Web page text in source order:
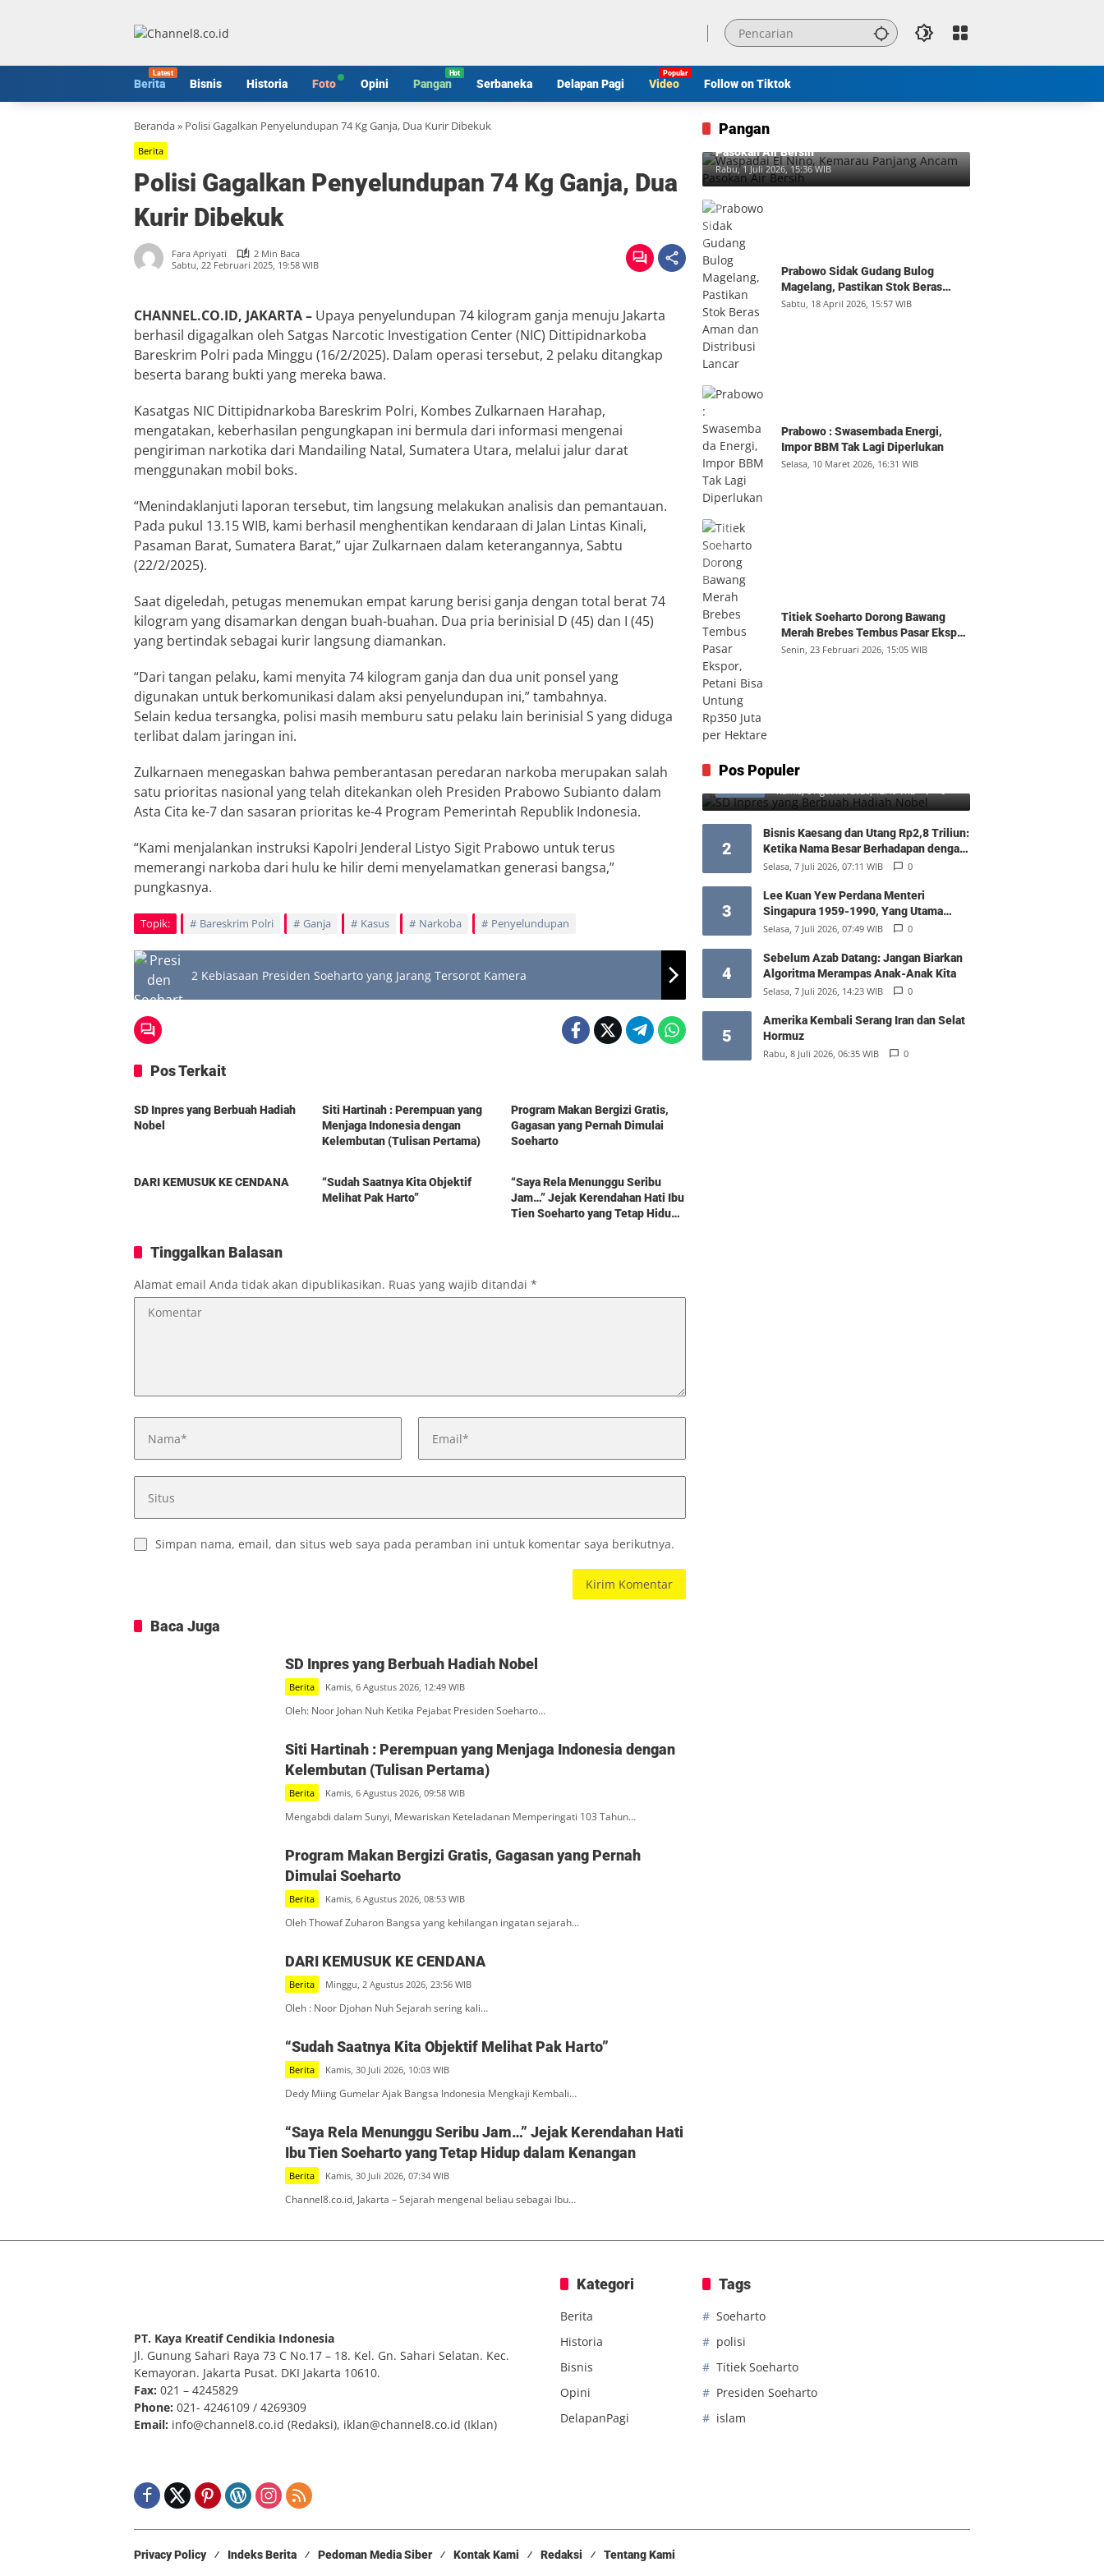
Berita Bisnis Historia Foto Opini Pangan Serbaneka Delapan Pagi Video Follow on Tiktok
Beranda» Polisi Gagalkan Penyelundupan 74 Kg Ganja, Dua Kurir Dibekuk
Berita
Polisi Gagalkan Penyelundupan 74 Kg Ganja, Dua
Kurir Dibekuk
Fara Apriyati
2 Min Baca
Sabtu, 22 Februari 2025, 19:58 WIB
CHANNEL.CO.ID, JAKARTA – Upaya penyelundupan 74 kilogram ganja menuju Jakarta
berhasil digagalkan oleh Satgas Narcotic Investigation Center (NIC) Dittipidnarkoba
Bareskrim Polri pada Minggu (16/2/2025). Dalam operasi tersebut, 2 pelaku ditangkap
beserta barang bukti yang mereka bawa.
Kasatgas NIC Dittipidnarkoba Bareskrim Polri, Kombes Zulkarnaen Harahap,
mengatakan, keberhasilan pengungkapan ini bermula dari informasi mengenai
pengiriman narkotika dari Mandailing Natal, Sumatera Utara, melalui jalur darat
menggunakan mobil boks.
“Menindaklanjuti laporan tersebut, tim langsung melakukan analisis dan pemantauan.
Pada pukul 13.15 WIB, kami berhasil menghentikan kendaraan di Jalan Lintas Kinali,
Pasaman Barat, Sumatera Barat,” ujar Zulkarnaen dalam keterangannya, Sabtu
(22/2/2025).
Saat digeledah, petugas menemukan empat karung berisi ganja dengan total berat 74
kilogram yang disamarkan dengan buah-buahan. Dua pria berinisial D (45) dan I (45)
yang bertindak sebagai kurir langsung diamankan.
“Dari tangan pelaku, kami menyita 74 kilogram ganja dan dua unit ponsel yang
digunakan untuk berkomunikasi dalam aksi penyelundupan ini,” tambahnya.
Selain kedua tersangka, polisi masih memburu satu pelaku lain berinisial S yang diduga
terlibat dalam jaringan ini.
Zulkarnaen menegaskan bahwa pemberantasan peredaran narkoba merupakan salah
satu prioritas nasional yang telah ditekankan oleh Presiden Prabowo Subianto dalam
Asta Cita ke-7 dan sasaran prioritas ke-4 Program Pemerintah Republik Indonesia.
“Kami menjalankan instruksi Kapolri Jenderal Listyo Sigit Prabowo untuk terus
memerangi narkoba dari hulu ke hilir demi menyelamatkan generasi bangsa,”
pungkasnya.
Topik: Bareskrim Polri Ganja Kasus Narkoba Penyelundupan
2 Kebiasaan Presiden Soeharto yang Jarang Tersorot Kamera
Pos Terkait
Berita
SD Inpres yang Berbuah Hadiah
Nobel
Siti Hartinah : Perempuan yang
Menjaga Indonesia dengan
Kelembutan (Tulisan Pertama)
Program Makan Bergizi Gratis,
Gagasan yang Pernah Dimulai
Soeharto
DARI KEMUSUK KE CENDANA
“Sudah Saatnya Kita Objektif
Melihat Pak Harto”
“Saya Rela Menunggu Seribu
Jam…” Jejak Kerendahan Hati Ibu
Tien Soeharto yang Tetap Hidup
Tinggalkan Balasan
Alamat email Anda tidak akan dipublikasikan. Ruas yang wajib ditandai *
Simpan nama, email, dan situs web saya pada peramban ini untuk komentar saya berikutnya.
Baca Juga
SD Inpres yang Berbuah Hadiah Nobel
Berita Kamis, 6 Agustus 2026, 12:49 WIB
Oleh: Noor Johan Nuh Ketika Pejabat Presiden Soeharto…
Siti Hartinah : Perempuan yang Menjaga Indonesia dengan
Kelembutan (Tulisan Pertama)
Berita Kamis, 6 Agustus 2026, 09:58 WIB
Mengabdi dalam Sunyi, Mewariskan Keteladanan Memperingati 103 Tahun…
Program Makan Bergizi Gratis, Gagasan yang Pernah
Dimulai Soeharto
Berita Kamis, 6 Agustus 2026, 08:53 WIB
Oleh Thowaf Zuharon Bangsa yang kehilangan ingatan sejarah…
DARI KEMUSUK KE CENDANA
Berita Minggu, 2 Agustus 2026, 23:56 WIB
Oleh : Noor Djohan Nuh Sejarah sering kali…
“Sudah Saatnya Kita Objektif Melihat Pak Harto”
Berita Kamis, 30 Juli 2026, 10:03 WIB
Dedy Miing Gumelar Ajak Bangsa Indonesia Mengkaji Kembali…
“Saya Rela Menunggu Seribu Jam…” Jejak Kerendahan Hati
Ibu Tien Soeharto yang Tetap Hidup dalam Kenangan
Berita Kamis, 30 Juli 2026, 07:34 WIB
Channel8.co.id, Jakarta – Sejarah mengenal beliau sebagai Ibu…
Pangan
Waspadai El Nino, Kemarau Panjang Ancam
Pasokan Air Bersih
Rabu, 1 Juli 2026, 15:36 WIB
Prabowo Sidak Gudang Bulog
Magelang, Pastikan Stok Beras
Aman dan Distribusi Lancar
Sabtu, 18 April 2026, 15:57 WIB
Prabowo : Swasembada Energi,
Impor BBM Tak Lagi Diperlukan
Selasa, 10 Maret 2026, 16:31 WIB
Titiek Soeharto Dorong Bawang
Merah Brebes Tembus Pasar Ekspor,
Petani Bisa Untung Rp350 Juta per
Senin, 23 Februari 2026, 15:05 WIB
Pos Populer
1
Nobel
Kamis, 6 Agustus 2026, 12:49 WIB 0
2
Bisnis Kaesang dan Utang Rp2,8 Triliun:
Ketika Nama Besar Berhadapan dengan
Hukum Pasar
Selasa, 7 Juli 2026, 07:11 WIB 0
3
Lee Kuan Yew Perdana Menteri
Singapura 1959-1990, Yang Utama
Diantara Yang Sederajat
Selasa, 7 Juli 2026, 07:49 WIB 0
4
Sebelum Azab Datang: Jangan Biarkan
Algoritma Merampas Anak-Anak Kita
Selasa, 7 Juli 2026, 14:23 WIB 0
5
Amerika Kembali Serang Iran dan Selat
Hormuz
Rabu, 8 Juli 2026, 06:35 WIB 0
PT. Kaya Kreatif Cendikia Indonesia
Jl. Gunung Sahari Raya 73 C No.17 – 18. Kel. Gn. Sahari Selatan. Kec.
Kemayoran. Jakarta Pusat. DKI Jakarta 10610.
Fax: 021 – 4245829
Phone: 021- 4246109 / 4269309
Email: info@channel8.co.id (Redaksi), iklan@channel8.co.id (Iklan)
Kategori
Berita
Historia
Bisnis
Opini
DelapanPagi
Tags
Soeharto
polisi
Titiek Soeharto
Presiden Soeharto
islam
Privacy Policy Indeks Berita Pedoman Media Siber Kontak Kami Redaksi Tentang Kami